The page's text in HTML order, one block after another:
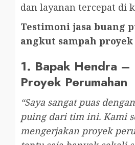
dan layanan tercepat di
Testimoni jasa buang
angkut sampah proyek
1. Bapak Hendra
Proyek Perumahan
“Saya sangat puas
puing dari tim ini. Kami
mengerjakan proyek